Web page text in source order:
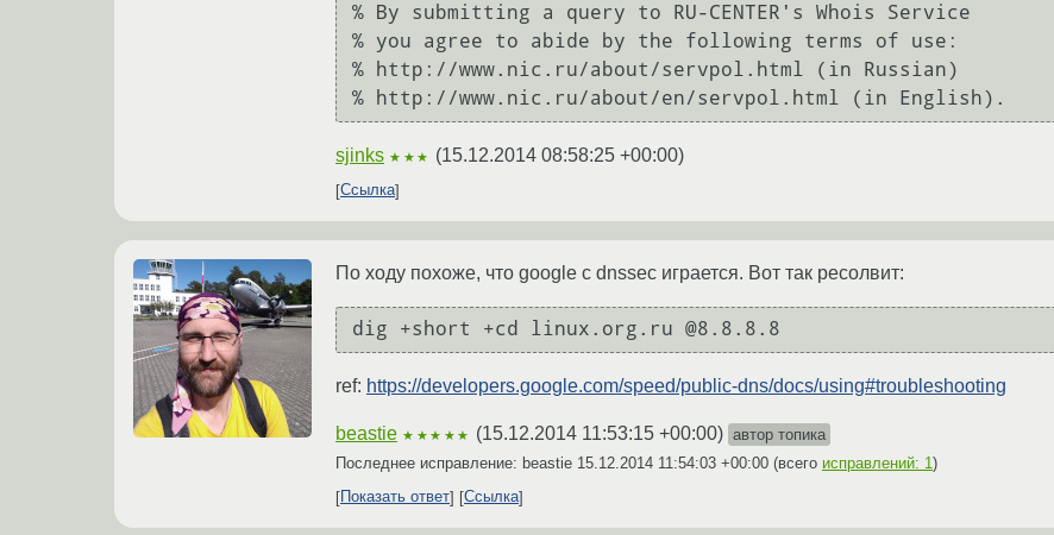
% By submitting a query to RU-CENTER's Whois Service
% you agree to abide by the following terms of use:
% http://www.nic.ru/about/servpol.html (in Russian)
sjinks ★★★ (15.12.2014 08:58:25 +00:00)
Ссылка
По ходу похоже, что google с dnssec играется. Вот так ресолвит:
ref: https://developers.google.com/speed/public-dns/docs/using#troubleshooting
beastie ★★★★★ (15.12.2014 11:53:15 +00:00) автор топика
Последнее исправление: beastie 15.12.2014 11:54:03 +00:00 (всего исправлений: 1 )
Показать ответ
Ссылка